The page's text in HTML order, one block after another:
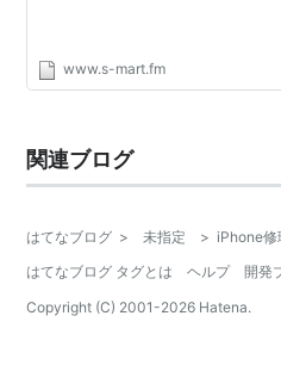
www.s-mart.fm
関連ブログ
はてなブログ > 未指定 > iPhone修
はてなブログ タグとは
ヘルプ 開発
Copyright (C) 2001-2026 Hatena.